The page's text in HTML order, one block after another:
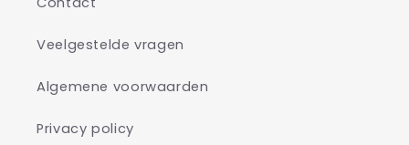
Veelgestelde vragen
Algemene voorwaarden
Privacy policy